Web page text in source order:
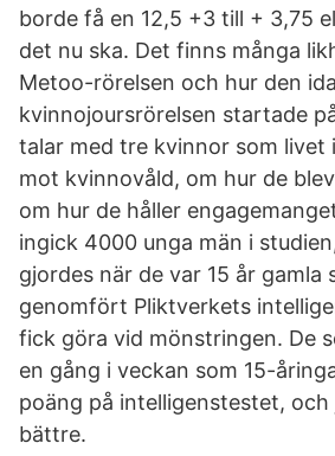
borde få en 12,5 +3 till + 3,75
det nu ska. Det finns många
Metoo-rörelsen och hur den
kvinnojoursrörelsen startade
talar med tre kvinnor som livet
mot kvinnovåld, om hur de
om hur de håller
ingick 4000 unga män i
gjordes när de var 15 år gamla
genomfört Pliktverkets
fick göra vid mönstringen. De
en gång i veckan som 15-
poäng på intelligenstestet,
bättre.